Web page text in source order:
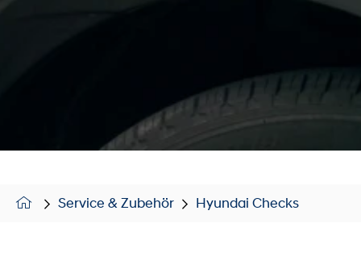
Service & Zubehör Hyundai Checks